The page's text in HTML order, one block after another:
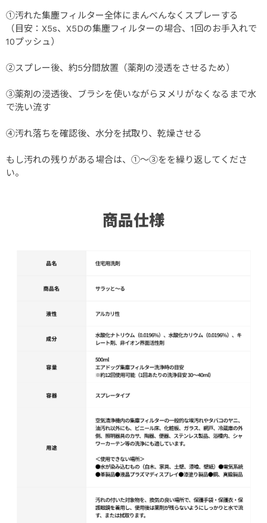
①汚れた集塵フィルター全体にまんべんなくスプレーする
（目安：X5s、X5Dの集塵フィルターの場合、1回のお手入れで
10プッシュ）
②スプレー後、約5分間放置（薬剤の浸透をさせるため）
③薬剤の浸透後、ブラシを使いながらヌメリがなくなるまで水
で洗い流す
④汚れ落ちを確認後、水分を拭取り、乾燥させる
もし汚れの残りがある場合は、①～③をを繰り返してくださ
い。
商品仕様